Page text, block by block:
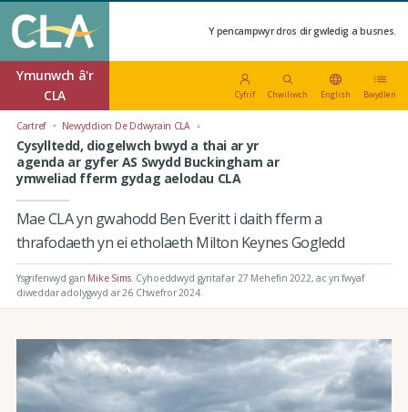
Y pencampwyr dros dir gwledig a busnes.
Ymunwch â'r
CLA
Cyfrif Chwiliwch English Bwydlen
Cartref Newyddion De Ddwyrain CLA
Cysylltedd, diogelwch bwyd a thai ar yr
agenda ar gyfer AS Swydd Buckingham ar
ymweliad fferm gydag aelodau CLA
Mae CLA yn gwahodd Ben Everitt i daith fferm a
thrafodaeth yn ei etholaeth Milton Keynes Gogledd
Ysgrifenwyd gan Mike Sims. Cyhoeddwyd gyntaf ar 27 Mehefin 2022, ac yn fwyaf
diweddar adolygwyd ar 26 Chwefror 2024.